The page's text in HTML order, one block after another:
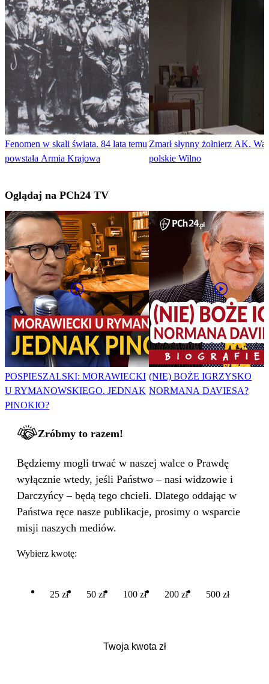
Fenomen w skali świata. 84 lata temu
powstała Armia Krajowa
Zmarł słynny żołnierz AK.
polskie Wilno
Oglądaj na PCh24 TV
POSPIESZALSKI: MORAWIECKI
U RYMANOWSKIEGO. JEDNAK
PINOKIO?
(NIE) BOŻE IGRZYSKO
NORMANA DAVIESA?
Zróbmy to razem!
Będziemy mogli trwać w naszej walce o Prawdę
wyłącznie wtedy, jeśli Państwo – nasi widzowie i
Darczyńcy – będą tego chcieli. Dlatego oddając w
Państwa ręce nasze publikacje, prosimy o wsparcie
misji naszych mediów.
Wybierz kwotę:
25 zł 50 zł 100 zł 200 zł 500 zł